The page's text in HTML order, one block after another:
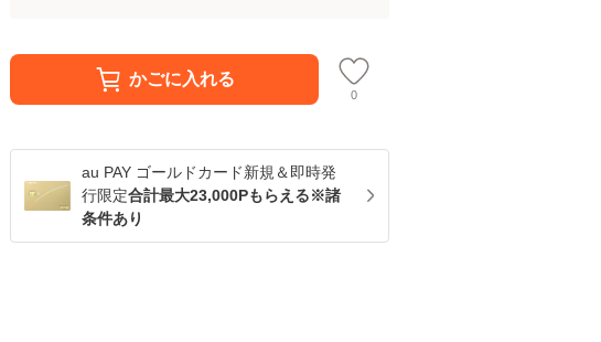
かごに入れる
0
au PAY ゴールドカード新規＆即時発
行限定合計最大23,000Pもらえる※諸
条件あり